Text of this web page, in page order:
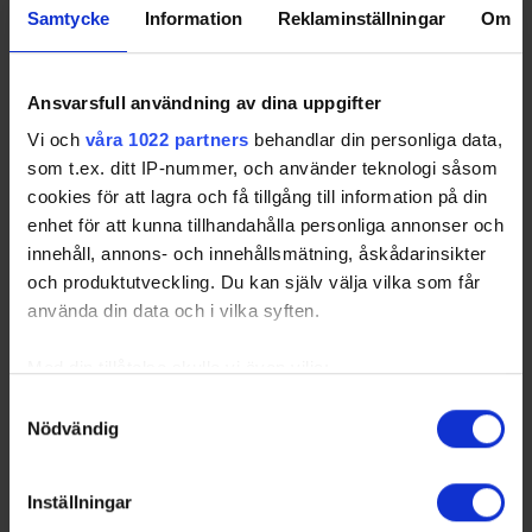
Samtycke Information Reklaminställningar Om
Ansvarsfull användning av dina uppgifter
Vi och våra 1022 partners behandlar din personliga data,
som t.ex. ditt IP-nummer, och använder teknologi såsom
cookies för att lagra och få tillgång till information på din
enhet för att kunna tillhandahålla personliga annonser och
innehåll, annons- och innehållsmätning, åskådarinsikter
och produktutveckling. Du kan själv välja vilka som får
använda din data och i vilka syften.
som kan ha en noggrannhet på upp till flera meter
Ta reda på mer om hur dina personliga uppgifter
Nödvändig
Inställningar
Akademicamp i Västervik v.32
26-06-18
anslutna till en förening i Småland är välkomna att anmäla
ditt deltagande innan d…